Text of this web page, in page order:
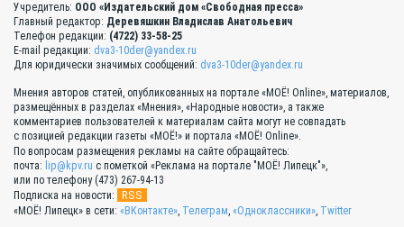
Учредитель: ООО «Издательский дом «Свободная пресса»
Главный редактор: Деревяшкин Владислав Анатольевич
Телефон редакции: (4722) 33-58-25
E-mail редакции: dva3-10der@yandex.ru
Для юридически значимых сообщений: dva3-10der@yandex.ru
Мнения авторов статей, опубликованных на портале «МОЁ! Online», материалов,
размещённых в разделах «Мнения», «Народные новости», а также
комментариев пользователей к материалам сайта могут не совпадать
с позицией редакции газеты «МОЁ!» и портала «МОЁ! Online».
По вопросам размещения рекламы на сайте обращайтесь:
почта: lip@kpv.ru с пометкой «Реклама на портале "МОЁ! Липецк"»,
или по телефону (473) 267-94-13
Подписка на новости:
RSS
«МОЁ! Липецк» в сети: «ВКонтакте», Телеграм, «Одноклассники», Twitter